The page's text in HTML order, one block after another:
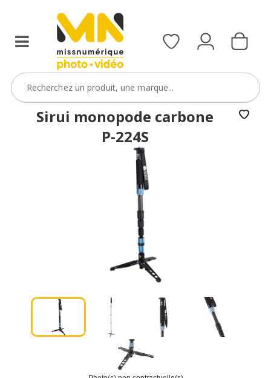
Sirui monopode carbone
P-224S